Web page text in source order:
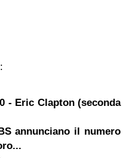
- Eric Clapton (seconda
annunciano il numero